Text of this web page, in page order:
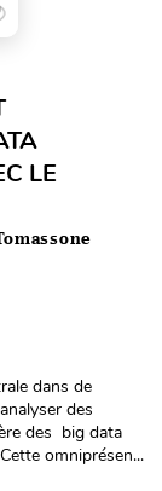
LE
dans de
des
des big data
omniprésen...